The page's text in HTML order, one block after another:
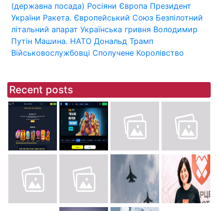
(державна посада) Росіяни Європа Президент
України Ракета. Європейський Союз Безпілотний
літальний апарат Українська гривня Володимир
Путін Машина. НАТО Дональд Трамп
Військовослужбовці Сполучене Королівство
Recent posts